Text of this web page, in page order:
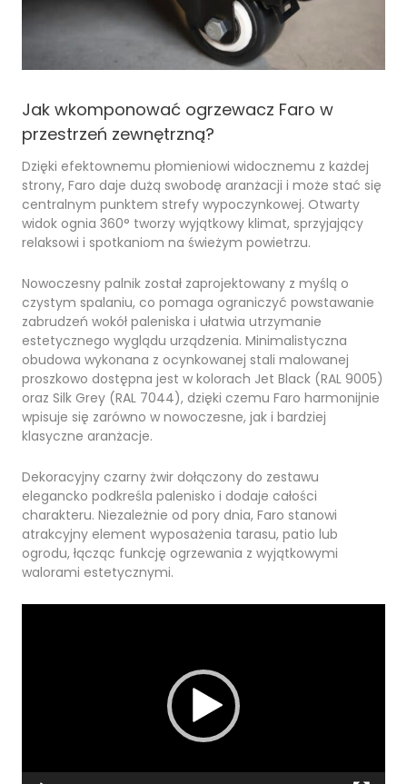
Jak wkomponować ogrzewacz Faro w
przestrzeń zewnętrzną?
Dzięki efektownemu płomieniowi widocznemu z każdej
strony, Faro daje dużą swobodę aranżacji i może stać się
centralnym punktem strefy wypoczynkowej. Otwarty
widok ognia 360° tworzy wyjątkowy klimat, sprzyjający
relaksowi i spotkaniom na świeżym powietrzu.
Nowoczesny palnik został zaprojektowany z myślą o
czystym spalaniu, co pomaga ograniczyć powstawanie
zabrudzeń wokół paleniska i ułatwia utrzymanie
estetycznego wyglądu urządzenia. Minimalistyczna
obudowa wykonana z ocynkowanej stali malowanej
proszkowo dostępna jest w kolorach Jet Black (RAL 9005)
oraz Silk Grey (RAL 7044), dzięki czemu Faro harmonijnie
wpisuje się zarówno w nowoczesne, jak i bardziej
klasyczne aranżacje.
Dekoracyjny czarny żwir dołączony do zestawu
elegancko podkreśla palenisko i dodaje całości
charakteru. Niezależnie od pory dnia, Faro stanowi
atrakcyjny element wyposażenia tarasu, patio lub
ogrodu, łącząc funkcję ogrzewania z wyjątkowymi
walorami estetycznymi.